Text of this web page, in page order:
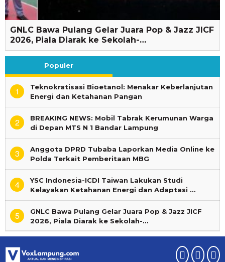
GNLC Bawa Pulang Gelar Juara Pop & Jazz JICF
2026, Piala Diarak ke Sekolah-…
Populer
1
Teknokratisasi Bioetanol: Menakar Keberlanjutan
Energi dan Ketahanan Pangan
2
BREAKING NEWS: Mobil Tabrak Kerumunan Warga
di Depan MTS N 1 Bandar Lampung
3
Anggota DPRD Tubaba Laporkan Media Online ke
Polda Terkait Pemberitaan MBG
4
YSC Indonesia-ICDI Taiwan Lakukan Studi
Kelayakan Ketahanan Energi dan Adaptasi …
5
GNLC Bawa Pulang Gelar Juara Pop & Jazz JICF
2026, Piala Diarak ke Sekolah-…